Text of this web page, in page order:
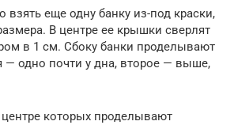
взять еще одну банку из-под краски,
В центре ее крышки сверлят
в 1 см. Сбоку банки проделывают
— одно почти у дна, второе — выше,
центре которых проделывают